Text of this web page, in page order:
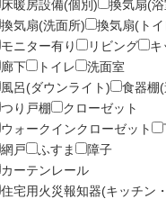
床暖房設備(個別)
換気扇(
換気扇(洗面所)
換気扇(ト
モニター有り
リビング
キ
廊下
トイレ
洗面室
風呂(ダウンライト)
食器棚
つり戸棚
クローゼット
ウォークインクローゼット
網戸
ふすま
障子
カーテンレール
住宅用火災報知器(キッチン